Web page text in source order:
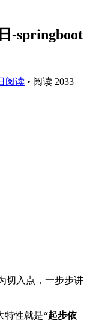
-springboot
阅读 • 阅读 2033
切入点，一步步讲
特性就是“起步依